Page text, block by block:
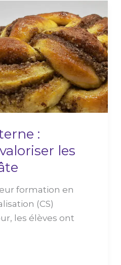
:
les
formation en
(CS)
les élèves ont